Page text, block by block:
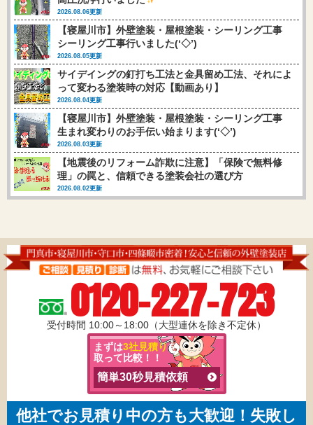
2026.08.06更新
【寝屋川市】外壁塗装・屋根塗装・シーリング工事
シーリング工事行いました(‘◇’)ゞ
2026.08.05更新
サイデイングの釘打ち工法と金具留め工法、それによ
って変わる塗装時の対応【動画あり】
2026.08.04更新
【寝屋川市】外壁塗装・屋根塗装・シーリング工事
生まれ変わりのお手伝い始まります(‘◇’)ゞ
2026.08.03更新
【地震後のリフォーム詐欺に注意】「保険で無料修
理」の罠と、信頼できる塗装会社の選び方
2026.08.02更新
0120-227-723
受付時間 10:00～18:00（大型連休を除き不定休）
まずは3社見積りを
取って比較！！
簡単30秒見積依頼
他社でお見積り中の方も大歓迎！失敗し